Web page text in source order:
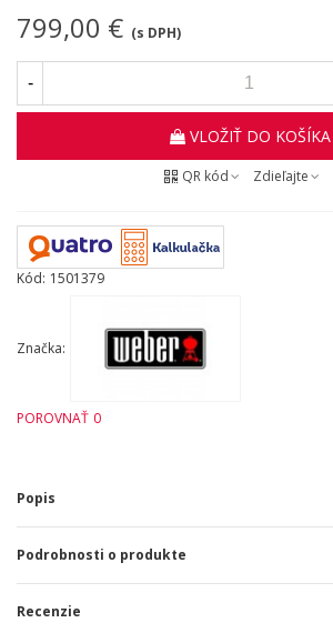
799,00 € (s DPH)
-
VLOŽIŤ DO KOŠÍKA
QR kód Zdieľajte
Kód: 1501379
Značka:
POROVNAŤ 0
Popis
Podrobnosti o produkte
Recenzie